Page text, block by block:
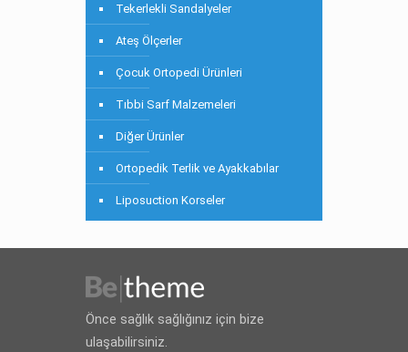
Tekerlekli Sandalyeler
Ateş Ölçerler
Çocuk Ortopedi Ürünleri
Tıbbi Sarf Malzemeleri
Diğer Ürünler
Ortopedik Terlik ve Ayakkabılar
Liposuction Korseler
Önce sağlık sağlığınız için bize
ulaşabilirsiniz.